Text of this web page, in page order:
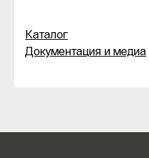
Каталог
Документация и медиа